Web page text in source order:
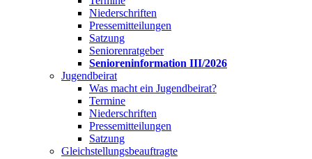
Niederschriften
Pressemitteilungen
Satzung
Seniorenratgeber
Senioreninformation III/2026
Jugendbeirat
Was macht ein Jugendbeirat?
Termine
Niederschriften
Pressemitteilungen
Satzung
Gleichstellungsbeauftragte